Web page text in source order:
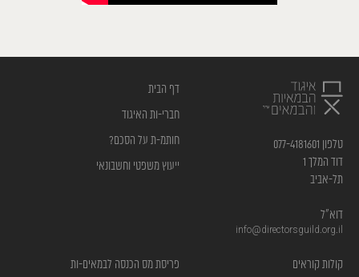
טלפון 077-4181601
דוד המלך 1
תל-אביב
דוא”ל
info@directorsguild.org.il
דף הבית
חברי-ות האיגוד
חותמ-ת על הסכם?
ייעוץ משפטי וחשבונאי
קולות קוראים פריסת מס הכנסה לבמאים-ות